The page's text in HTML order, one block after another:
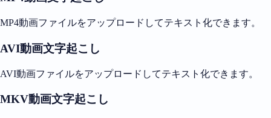
MP4動画ファイルをアップロードしてテキスト化できます。
AVI動画文字起こし
AVI動画ファイルをアップロードしてテキスト化できます。
MKV動画文字起こし